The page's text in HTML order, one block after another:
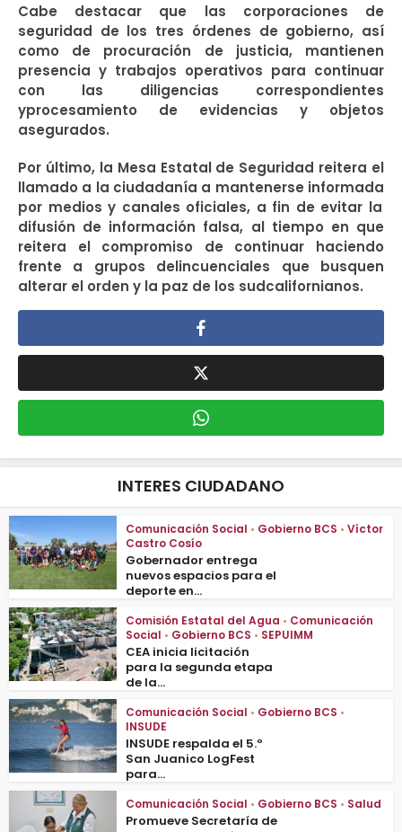
Cabe destacar que las corporaciones de
seguridad de los tres órdenes de gobierno, así
como de procuración de justicia, mantienen
presencia y trabajos operativos para continuar
con las diligencias correspondientes
yprocesamiento de evidencias y objetos
asegurados.
Por último,la Mesa Estatal de Seguridad reitera el
llamado a la ciudadanía a mantenerse informada
por medios y canales oficiales, a fin de evitar la
difusión de información falsa, al tiempo en que
reitera elcompromiso de continuar haciendo
frente a grupos delincuenciales que busquen
alterar el orden y la paz de los sudcalifornianos.
INTERES CIUDADANO
Comunicación Social • Gobierno BCS • Víctor
Castro Cosío
Gobernador entrega
nuevos espacios para el
deporte en...
Comisión Estatal del Agua • Comunicación
Social • Gobierno BCS • SEPUIMM
CEA inicia licitación
para la segunda etapa
de la...
Comunicación Social • Gobierno BCS •
INSUDE
INSUDE respalda el 5.º
San Juanico LogFest
para...
Comunicación Social • Gobierno BCS • Salud
Promueve Secretaría de